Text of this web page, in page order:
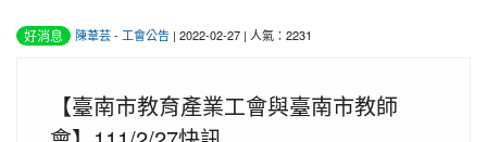
好消息 陳葦芸- 工會公告 | 2022-02-27 | 人氣：2231
【臺南市教育產業工會與臺南市教師